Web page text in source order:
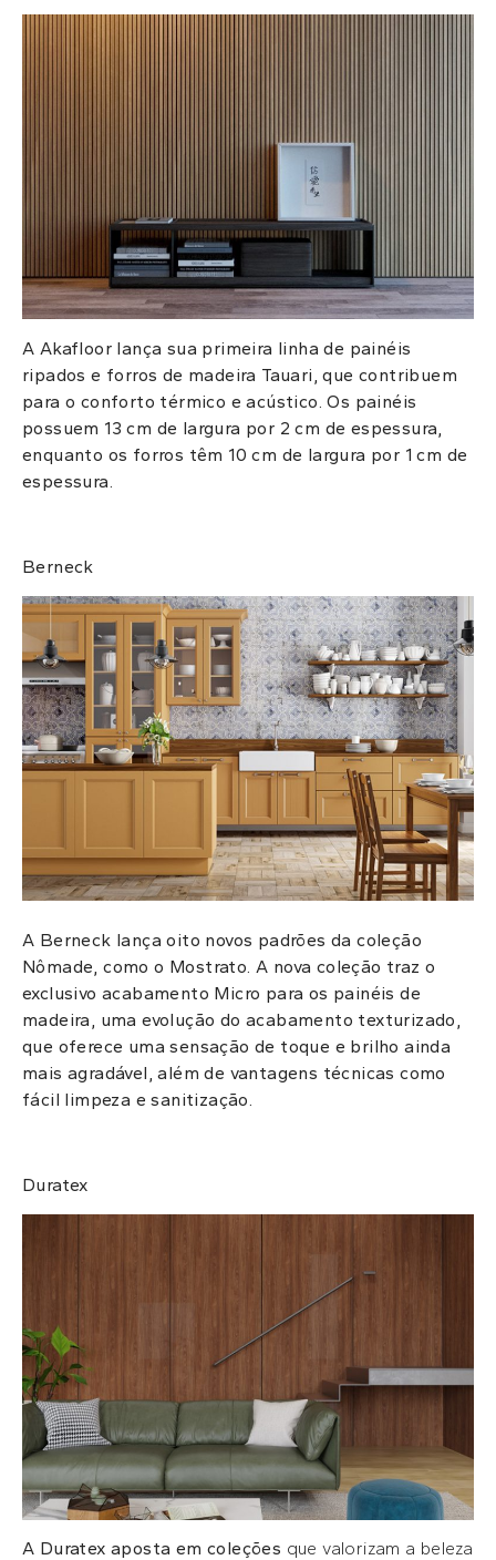
A Akafloor lança sua primeira linha de painéis
ripados e forros de madeira Tauari, que contribuem
para o conforto térmico e acústico. Os painéis
possuem 13 cm de largura por 2 cm de espessura,
enquanto os forros têm 10 cm de largura por 1 cm de
espessura.
Berneck
A Berneck lança oito novos padrões da coleção
Nômade, como o Mostrato. A nova coleção traz o
exclusivo acabamento Micro para os painéis de
madeira, uma evolução do acabamento texturizado,
que oferece uma sensação de toque e brilho ainda
mais agradável, além de vantagens técnicas como
fácil limpeza e sanitização.
Duratex
A Duratex aposta em coleções que valorizam a beleza